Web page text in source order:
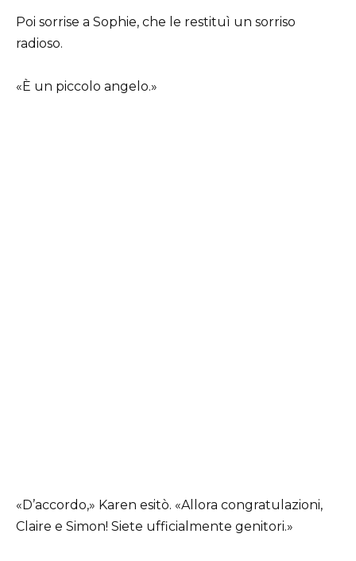
Poi sorrise a Sophie, che le restituì un sorriso
radioso.
«È un piccolo angelo.»
«D’accordo,» Karen esitò. «Allora congratulazioni,
Claire e Simon! Siete ufficialmente genitori.»